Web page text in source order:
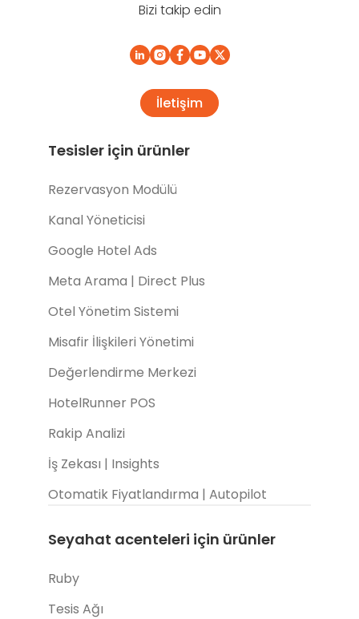
Bizi takip edin
İletişim
Tesisler için ürünler
Rezervasyon Modülü
Kanal Yöneticisi
Google Hotel Ads
Meta Arama | Direct Plus
Otel Yönetim Sistemi
Misafir İlişkileri Yönetimi
Değerlendirme Merkezi
HotelRunner POS
Rakip Analizi
İş Zekası | Insights
Otomatik Fiyatlandırma | Autopilot
Seyahat acenteleri için ürünler
Ruby
Tesis Ağı